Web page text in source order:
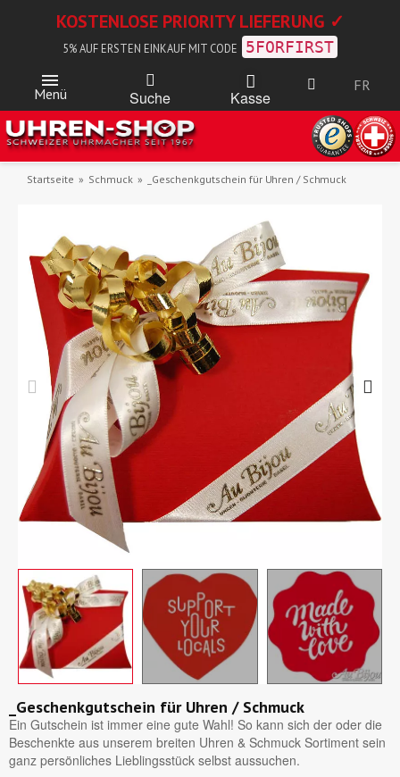
KOSTENLOSE PRIORITY LIEFERUNG ✓
5% AUF ERSTEN EINKAUF MIT CODE 5FORFIRST
Menü Suche Kasse
FR
Startseite Schmuck _Geschenkgutschein für Uhren / Schmuck
_Geschenkgutschein für Uhren / Schmuck
Ein Gutschein ist immer eine gute Wahl! So kann sich der oder die
Beschenkte aus unserem breiten Uhren & Schmuck Sortiment sein
ganz persönliches Lieblingsstück selbst aussuchen.